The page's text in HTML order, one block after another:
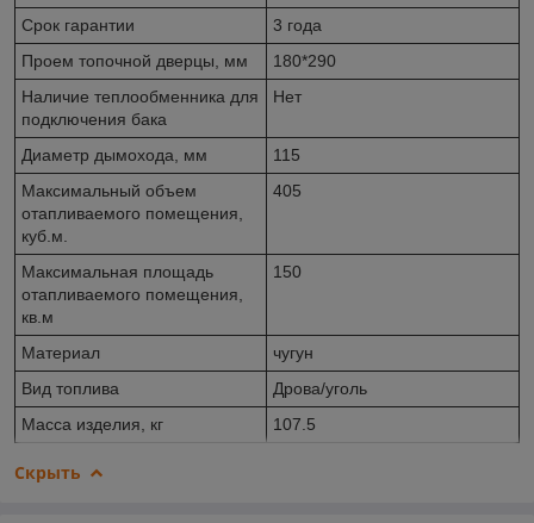
Срок гарантии
3 года
Проем топочной дверцы, мм
180*290
Наличие теплообменника для
подключения бака
Нет
Диаметр дымохода, мм
115
Максимальный объем
отапливаемого помещения,
куб.м.
405
Максимальная площадь
отапливаемого помещения,
кв.м
150
Материал
чугун
Вид топлива
Дрова/уголь
Масса изделия, кг
107.5
Скрыть